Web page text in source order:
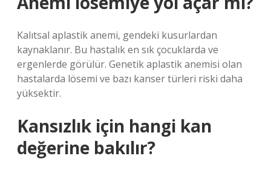
Kalıtsal aplastik anemi, gendeki kusurlardan
kaynaklanır. Bu hastalık en sık çocuklarda ve
ergenlerde görülür. Genetik aplastik anemisi olan
hastalarda lösemi ve bazı kanser türleri riski daha
yüksektir.
Kansızlık için hangi kan
değerine bakılır?